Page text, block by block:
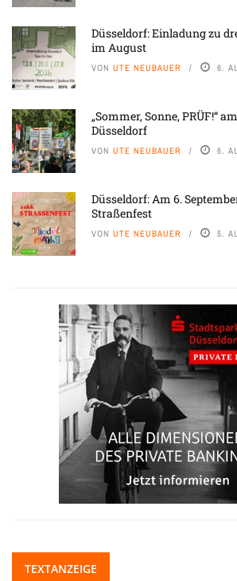
Düsseldorf: Einladung zu
im August
VON UTE NEUBAUER 6.
„Sommer, Sonne, PRÜF!“
Düsseldorf
VON UTE NEUBAUER 6.
Düsseldorf: Am 6.
Straßenfest
VON UTE NEUBAUER 5.
TEXTANZEIGE